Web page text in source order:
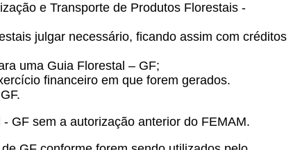
e Transporte de Produtos Florestais -
julgar necessário, ficando assim com créditos
uma Guia Florestal – GF;
financeiro em que forem gerados.
GF sem a autorização anterior do FEMAM.